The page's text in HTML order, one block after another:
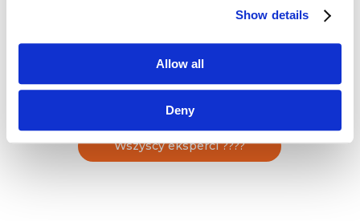
Show details
Allow all
Deny
Eksperta ds. Performance Marketingu w Orange
zarządzanie kampaniami marketingowymi,
analizę wyników oraz […]
Wszyscy eksperci ????